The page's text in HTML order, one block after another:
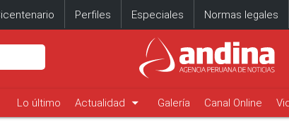
Perfiles Especiales Normas legales
Lo último Actualidad arrow_drop_down Galería Canal Online